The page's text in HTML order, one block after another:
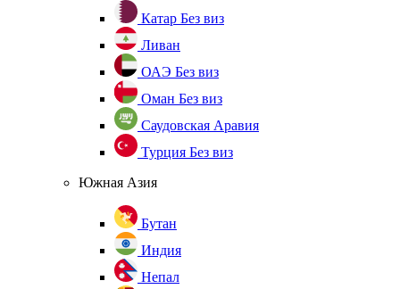
Катар Без виз
Ливан
ОАЭ Без виз
Оман Без виз
Саудовская Аравия
Турция Без виз
Южная Азия
Бутан
Индия
Непал